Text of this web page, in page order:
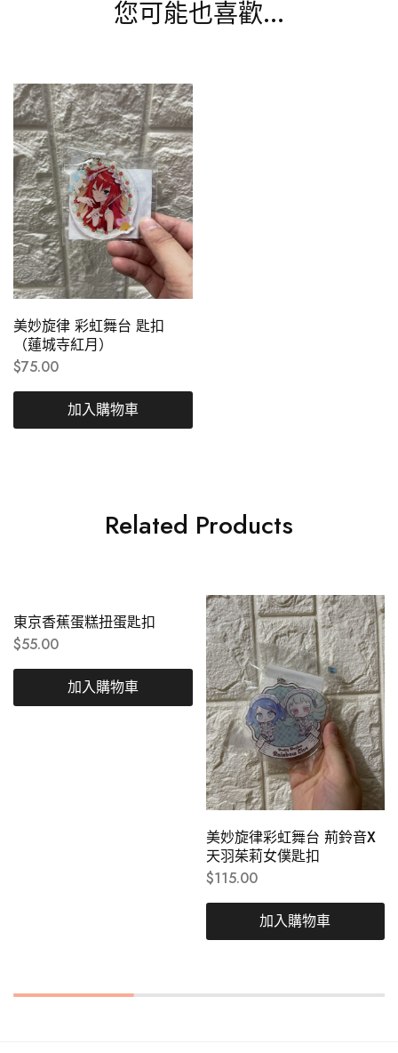
您可能也喜歡…
美妙旋律 彩虹舞台 匙扣
（蓮城寺紅月）
$75.00
加入購物車
Related Products
東京香蕉蛋糕扭蛋匙扣
$55.00
加入購物車
美妙旋律彩虹舞台 荊鈴音X
天羽茱莉女僕匙扣
$115.00
加入購物車